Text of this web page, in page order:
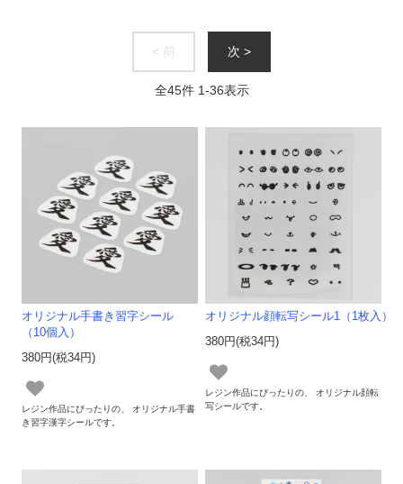
< 前 次 >
全45件 1-36表示
オリジナル手書き習字シール
（10個入）
380円(税34円)
レジン作品にぴったりの、 オリジナル手書
き習字漢字シールです。
オリジナル顔転写シール1（1枚入）
380円(税34円)
レジン作品にぴったりの、 オリジナル顔転
写シールです。